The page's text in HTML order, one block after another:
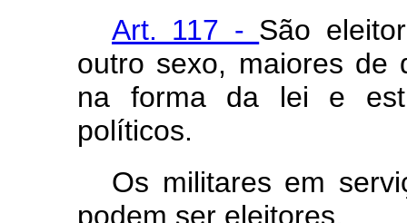
Art. 117 - São
outro sexo, maiores de
na forma da lei e
políticos.
Os militares em
podem ser eleitores.